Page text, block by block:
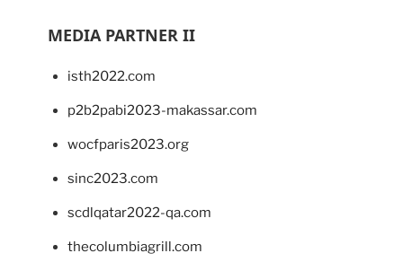
MEDIA PARTNER II
isth2022.com
p2b2pabi2023-makassar.com
wocfparis2023.org
sinc2023.com
scdlqatar2022-qa.com
thecolumbiagrill.com